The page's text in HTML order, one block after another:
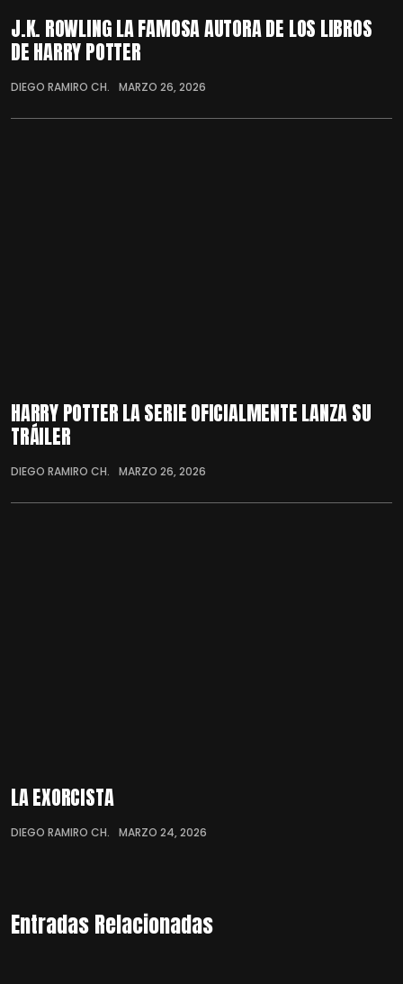
J.K. ROWLING LA FAMOSA AUTORA DE LOS LIBROS
DE HARRY POTTER
DIEGO RAMIRO CH. MARZO 26, 2026
HARRY POTTER LA SERIE OFICIALMENTE LANZA SU
TRÁILER
DIEGO RAMIRO CH. MARZO 26, 2026
LA EXORCISTA
DIEGO RAMIRO CH. MARZO 24, 2026
Entradas Relacionadas